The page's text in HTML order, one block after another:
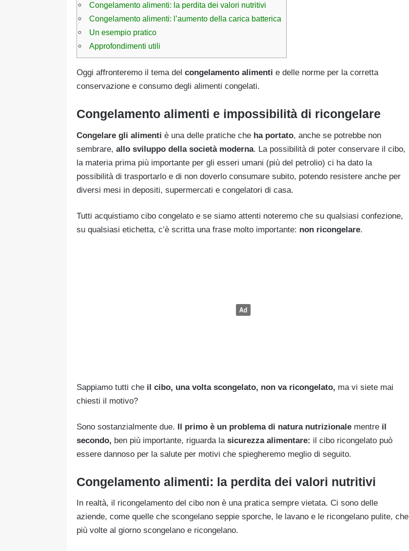
Congelamento alimenti: la perdita dei valori nutritivi
Congelamento alimenti: l’aumento della carica batterica
Un esempio pratico
Approfondimenti utili
Oggi affronteremo il tema del congelamento alimenti e delle norme per la corretta
conservazione e consumo degli alimenti congelati.
Congelamento alimenti e impossibilità di ricongelare
Congelare gli alimenti è una delle pratiche che ha portato, anche se potrebbe non
sembrare, allo sviluppo della società moderna. La possibilità di poter conservare il cibo,
la materia prima più importante per gli esseri umani (più del petrolio) ci ha dato la
possibilità di trasportarlo e di non doverlo consumare subito, potendo resistere anche per
diversi mesi in depositi, supermercati e congelatori di casa.
Tutti acquistiamo cibo congelato e se siamo attenti noteremo che su qualsiasi confezione,
su qualsiasi etichetta, c’è scritta una frase molto importante: non ricongelare.
Sappiamo tutti che il cibo, una volta scongelato, non va ricongelato, ma vi siete mai
chiesti il motivo?
Sono sostanzialmente due. Il primo è un problema di natura nutrizionale mentre il
secondo, ben più importante, riguarda la sicurezza alimentare: il cibo ricongelato può
essere dannoso per la salute per motivi che spiegheremo meglio di seguito.
Congelamento alimenti: la perdita dei valori nutritivi
In realtà, il ricongelamento del cibo non è una pratica sempre vietata. Ci sono delle
aziende, come quelle che scongelano seppie sporche, le lavano e le ricongelano pulite, che
più volte al giorno scongelano e ricongelano.